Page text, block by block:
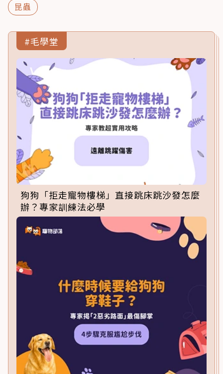
昆蟲
#毛學堂
狗狗「拒走寵物樓梯」直接跳床跳沙發怎麼
辦？專家訓練法必學